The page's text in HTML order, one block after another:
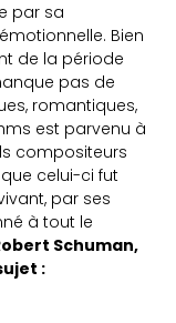
par sa
Bien
de la période
pas de
romantiques,
est parvenu à
compositeurs
celui-ci fut
par ses
à tout le
Schuman,
: